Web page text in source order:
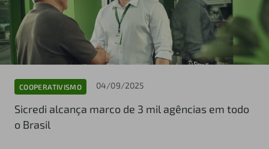
COOPERATIVISMO 04/09/2025
Sicredi alcança marco de 3 mil agências em todo
o Brasil